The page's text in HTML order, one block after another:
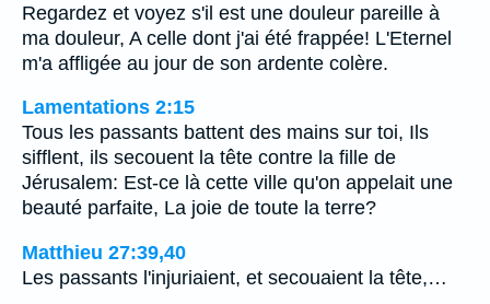
Regardez et voyez s'il est une douleur pareille à
ma douleur, A celle dont j'ai été frappée! L'Eternel
m'a affligée au jour de son ardente colère.
Lamentations 2:15
Tous les passants battent des mains sur toi, Ils
sifflent, ils secouent la tête contre la fille de
Jérusalem: Est-ce là cette ville qu'on appelait une
beauté parfaite, La joie de toute la terre?
Matthieu 27:39,40
Les passants l'injuriaient, et secouaient la tête,…